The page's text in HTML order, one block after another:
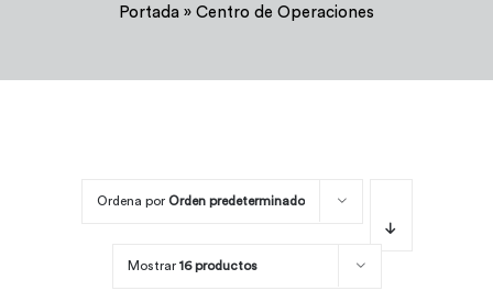
Portada » Centro de Operaciones
Ordena por Orden predeterminado
Mostrar 16 productos